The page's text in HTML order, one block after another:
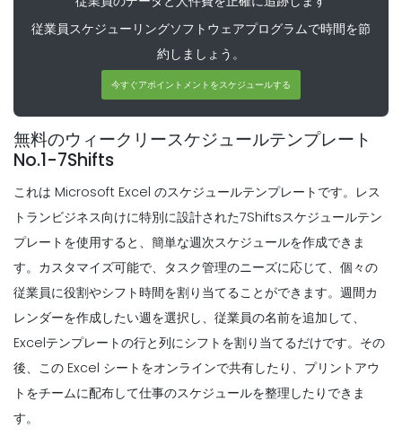
レストランの
Michelle Jaco Oct 12, 2020
Scheduling
従業員スケジュールメーカー
Michelle Jaco Oct 12, 2020
Scheduling
Solid Work Scheduleアプリ
Michelle Jaco Oct 12, 2020
6 離職率を下げるスケジューリング戦略
Michelle Jaco Oct 12, 2020
Scheduling
Michelle Jaco Oct 12, 2020
Michelle Jaco Oct 12, 2020
Excel
従業員スケジューリングソフトウェアプログラムで時間を節
約しましょう。
今すぐアポイントメントをスケジュールする
無料のウィークリースケジュールテンプレート
No.1-7Shifts
これは Microsoft Excel のスケジュールテンプレートです。レス
トランビジネス向けに特別に設計された7Shiftsスケジュールテン
プレートを使用すると、簡単な週次スケジュールを作成できま
す。カスタマイズ可能で、タスク管理のニーズに応じて、個々の
従業員に役割やシフト時間を割り当てることができます。週間カ
レンダーを作成したい週を選択し、従業員の名前を追加して、
Excelテンプレートの行と列にシフトを割り当てるだけです。その
後、この Excel シートをオンラインで共有したり、プリントアウ
トをチームに配布して仕事のスケジュールを整理したりできま
す。